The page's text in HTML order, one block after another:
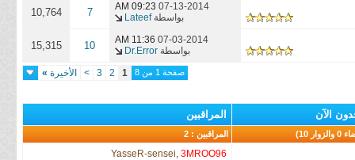
07-13-2014
09:23 AM
بواسطةLateef
7
10,764
07-03-2014
11:36 AM
بواسطة Dr.Error
10
15,315
صفحة 1 من 8 1
2
3
> الأخيرة »
الآن المراقبين
المراقبين : 2
YasseR-sensei, 3MROO96